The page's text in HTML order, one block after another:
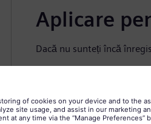
Aplicare
Dacă nu sunteți încă